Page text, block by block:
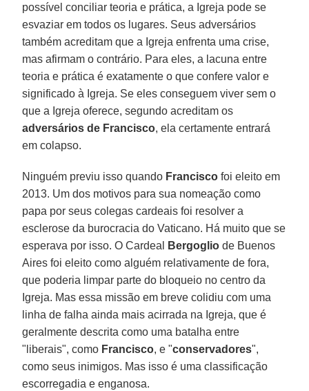
possível conciliar teoria e prática, a Igreja pode se
esvaziar em todos os lugares. Seus adversários
também acreditam que a Igreja enfrenta uma crise,
mas afirmam o contrário. Para eles, a lacuna entre
teoria e prática é exatamente o que confere valor e
significado à Igreja. Se eles conseguem viver sem o
que a Igreja oferece, segundo acreditam os
adversários de Francisco, ela certamente entrará
em colapso.
Ninguém previu isso quando Francisco foi eleito em
2013. Um dos motivos para sua nomeação como
papa por seus colegas cardeais foi resolver a
esclerose da burocracia do Vaticano. Há muito que se
esperava por isso. O Cardeal
Bergoglio de Buenos
Aires foi eleito como alguém relativamente de fora,
que poderia limpar parte do bloqueio no centro da
Igreja. Mas essa missão em breve colidiu com uma
linha de falha ainda mais acirrada na Igreja, que é
geralmente descrita como uma batalha entre
"liberais", como Francisco, e "conservadores",
como seus inimigos. Mas isso é uma classificação
escorregadia e enganosa.